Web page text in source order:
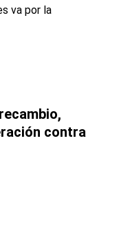
contra